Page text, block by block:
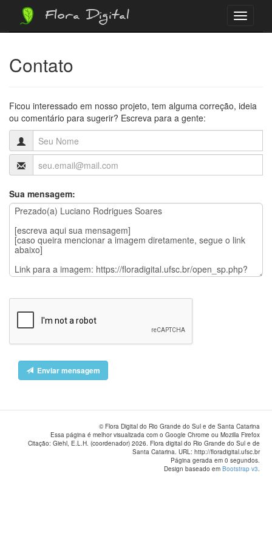
Menu
Flora Digital
Contato
Ficou interessado em nosso projeto, tem alguma correção, ideia
ou comentário para sugerir? Escreva para a gente:
Sua mensagem:
Enviar mensagem
© Flora Digital do Rio Grande do Sul e de Santa Catarina
Essa página é melhor visualizada com o Google Chrome ou Mozilla Firefox
Citação: Giehl, E.L.H. (coordenador) 2026. Flora digital do Rio Grande do Sul e de
Santa Catarina. URL: http://floradigital.ufsc.br
Página gerada em 0 segundos.
Design baseado em Bootstrap v3.